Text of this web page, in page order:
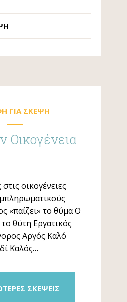
ΓΙΑ ΣΚΕΨΗ
Οικογένεια
οικογένειες
«παίζει» το θύμα Ο
θύτη Εργατικός
Αργός Καλό
Καλός…
ΣΚΕΨΕΙΣ